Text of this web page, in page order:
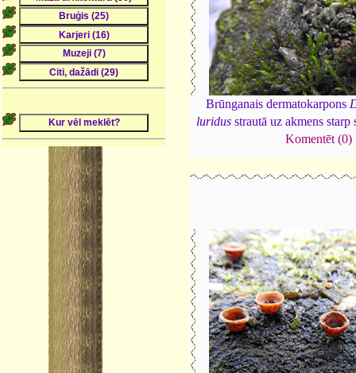
Brūnganais dermatokarpons
luridus strautā uz akmens
Komentēt (0)